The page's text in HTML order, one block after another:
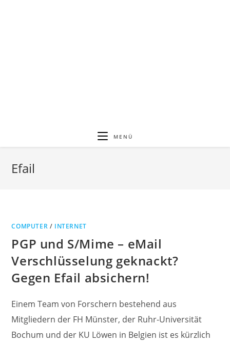
MENÜ
Efail
COMPUTER / INTERNET
PGP und S/Mime – eMail
Verschlüsselung geknackt?
Gegen Efail absichern!
Einem Team von Forschern bestehend aus
Mitgliedern der FH Münster, der Ruhr-Universität
Bochum und der KU Löwen in Belgien ist es kürzlich